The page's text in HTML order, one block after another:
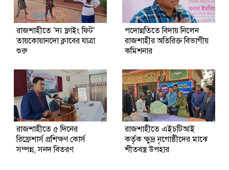
রাজশাহীতে ’দ্য ফ্লাইং ফিট’
তায়কোয়ানদো ক্লাবের যাত্রা
শুরু
পদোন্নতিতে বিদায় নিলেন
রাজশাহীর অতিরিক্ত বিভাগীয়
কমিশনার
রাজশাহীতে ৫ দিনের
রিফ্রেশার্স প্রশিক্ষণ কোর্স
সম্পন্ন, সনদ বিতরণ
রাজশাহীতে এইচটিআই
কর্তৃক ক্ষুদ্র নৃগোষ্ঠীদের মাঝে
শীতবস্ত্র উপহার